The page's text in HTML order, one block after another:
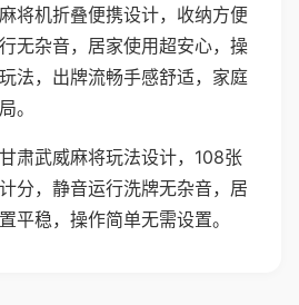
将机折叠便携设计，收纳方便
无杂音，居家使用超安心，操
法，出牌流畅手感舒适，家庭
。
肃武威麻将玩法设计，108张
分，静音运行洗牌无杂音，居
平稳，操作简单无需设置。